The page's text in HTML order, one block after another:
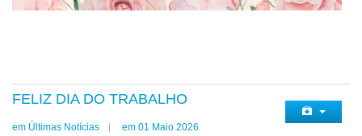
FELIZ DIA DO TRABALHO
em Últimas Notícias em 01 Maio 2026